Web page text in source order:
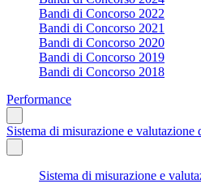
Bandi di Concorso 2022
Bandi di Concorso 2021
Bandi di Concorso 2020
Bandi di Concorso 2019
Bandi di Concorso 2018
Performance
Sistema di misurazione e valutazione
Sistema di misurazione e